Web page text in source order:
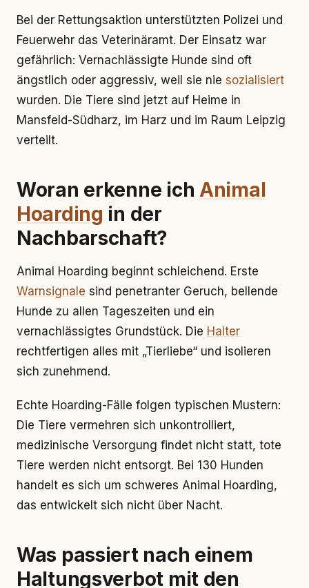
Bei der Rettungsaktion unterstützten Polizei und
Feuerwehr das Veterinäramt. Der Einsatz war
gefährlich: Vernachlässigte Hunde sind oft
ängstlich oder aggressiv, weil sie nie sozialisiert
wurden. Die Tiere sind jetzt auf Heime in
Mansfeld-Südharz, im Harz und im Raum Leipzig
verteilt.
Woran erkenne ich Animal
Hoarding in der
Nachbarschaft?
Animal Hoarding beginnt schleichend. Erste
Warnsignale sind penetranter Geruch, bellende
Hunde zu allen Tageszeiten und ein
vernachlässigtes Grundstück. Die Halter
rechtfertigen alles mit „Tierliebe“ und isolieren
sich zunehmend.
Echte Hoarding-Fälle folgen typischen Mustern:
Die Tiere vermehren sich unkontrolliert,
medizinische Versorgung findet nicht statt, tote
Tiere werden nicht entsorgt. Bei 130 Hunden
handelt es sich um schweres Animal Hoarding,
das entwickelt sich nicht über Nacht.
Was passiert nach einem
Haltungsverbot mit den